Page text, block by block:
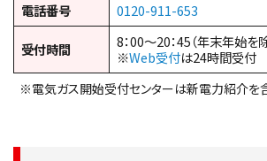
電話番号
0120-911-653
受付時間
8：00～20：45（年末年始を除
※Web受付は24時間受付
※電気ガス開始受付センターは新電力紹介を